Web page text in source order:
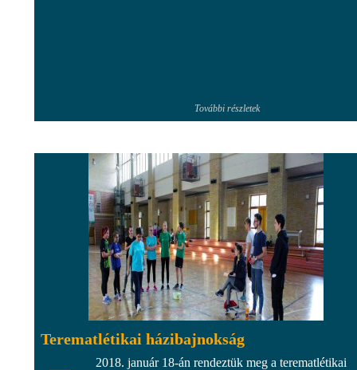
További részletek
Terematlétikai házibajnokság
2018. január 18-án rendeztük meg a terematlétikai